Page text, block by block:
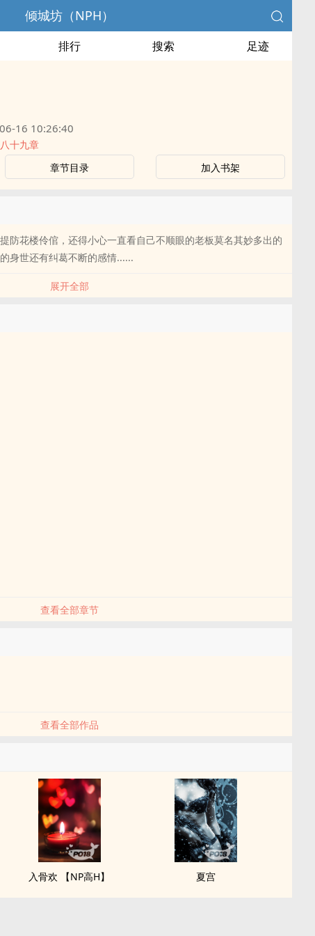
倾城坊（NPH）
排行 搜索 足迹
16 10:26:40
十九章
章节目录 加入书架
防花楼伶倌，还得小心一直看自己不顺眼的老板莫名其妙多出的
身世还有纠葛不断的感情......
展开全部
查看全部章节
查看全部作品
入骨欢 【NP高H】 夏宫